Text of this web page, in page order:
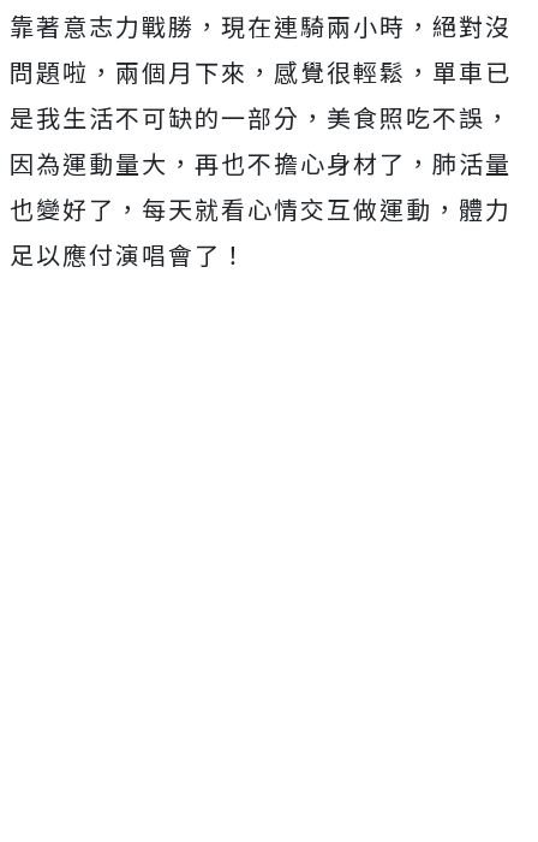
靠著意志力戰勝， 現在連騎兩小時，絕對沒
問題啦，兩個月下來，感覺很輕鬆， 單車已
是我生活不可缺的一部分，美食照吃不誤，
因為運動量大， 再也不擔心身材了，肺活量
也變好了，每天就看心情交互做運動， 體力
足以應付演唱會了！